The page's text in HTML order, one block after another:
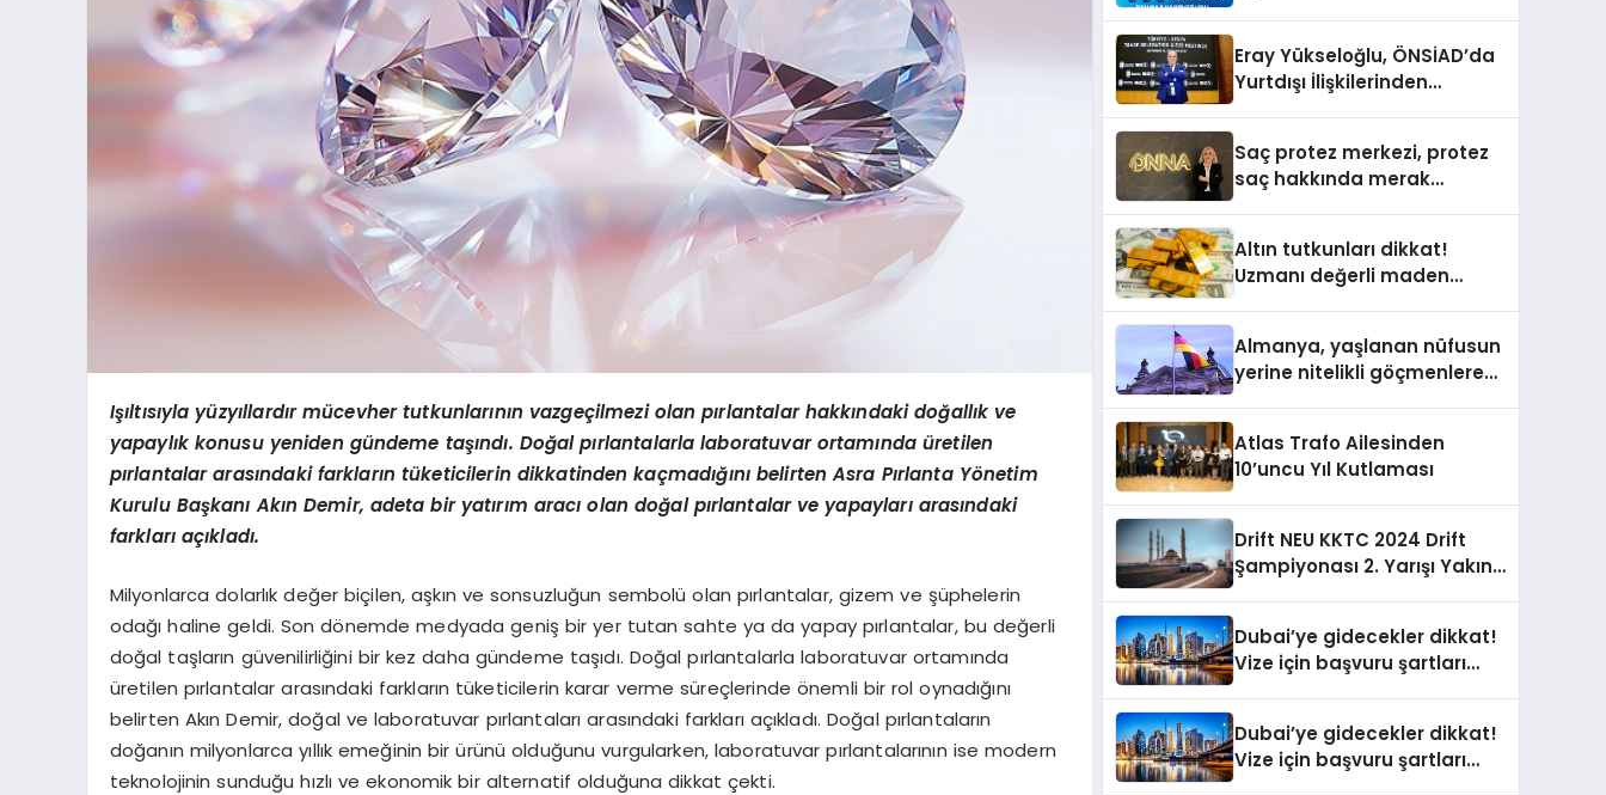
Işıltısıyla yüzyıllardır mücevher tutkunlarının vazgeçilmezi olan pırlantalar hakkındaki doğallık ve
yapaylık konusu yeniden gündeme taşındı. Doğal pırlantalarla laboratuvar ortamında üretilen
pırlantalar arasındaki farkların tüketicilerin dikkatinden kaçmadığını belirten Asra Pırlanta Yönetim
Kurulu Başkanı Akın Demir, adeta bir yatırım aracı olan doğal pırlantalar ve yapayları arasındaki
farkları açıkladı.
Milyonlarca dolarlık değer biçilen, aşkın ve sonsuzluğun sembolü olan pırlantalar, gizem ve şüphelerin
odağı haline geldi. Son dönemde medyada geniş bir yer tutan sahte ya da yapay pırlantalar, bu değerli
doğal taşların güvenilirliğini bir kez daha gündeme taşıdı. Doğal pırlantalarla laboratuvar ortamında
üretilen pırlantalar arasındaki farkların tüketicilerin karar verme süreçlerinde önemli bir rol oynadığını
belirten Akın Demir, doğal ve laboratuvar pırlantaları arasındaki farkları açıkladı. Doğal pırlantaların
doğanın milyonlarca yıllık emeğinin bir ürünü olduğunu vurgularken, laboratuvar pırlantalarının ise modern
teknolojinin sunduğu hızlı ve ekonomik bir alternatif olduğuna dikkat çekti.
Eray Yükseloğlu, ÖNSİAD’da
Yurtdışı İlişkilerinden
Saç protez merkezi, protez
saç hakkında merak
Altın tutkunları dikkat!
Uzmanı değerli maden
Almanya, yaşlanan nüfusun
yerine nitelikli göçmenlere
Atlas Trafo Ailesinden
10’uncu Yıl Kutlaması
Drift NEU KKTC 2024 Drift
Şampiyonası 2. Yarışı Yakın
Dubai’ye gidecekler dikkat!
Vize için başvuru şartları
Dubai’ye gidecekler dikkat!
Vize için başvuru şartları